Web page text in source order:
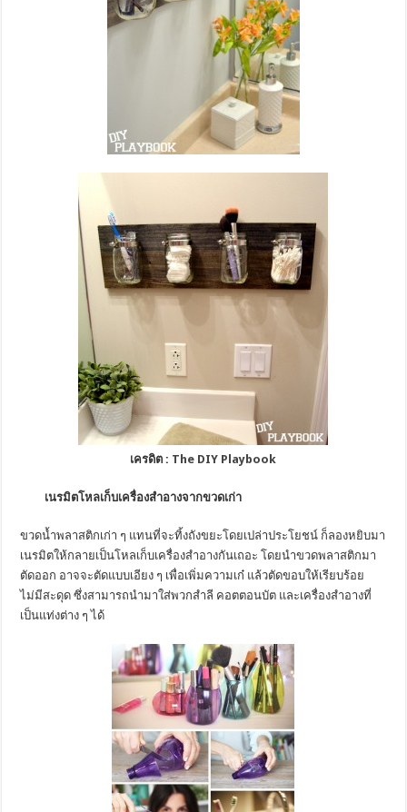
เครดิต : The DIY Playbook
เนรมิตโหลเก็บเครื่องสำอางจากขวดเก่า
ขวดน้ำพลาสติกเก่า ๆ แทนที่จะทิ้งถังขยะโดยเปล่าประโยชน์ ก็ลองหยิบมา
เนรมิตให้กลายเป็นโหลเก็บเครื่องสำอางกันเถอะ โดยนำขวดพลาสติกมา
ตัดออก อาจจะตัดแบบเอียง ๆ เพื่อเพิ่มความเก๋ แล้วตัดขอบให้เรียบร้อย
ไม่มีสะดุด ซึ่งสามารถนำมาใส่พวกสำลี คอตตอนบัต และเครื่องสำอางที่
เป็นแท่งต่าง ๆ ได้